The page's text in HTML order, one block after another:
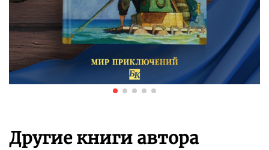
Другие книги автора